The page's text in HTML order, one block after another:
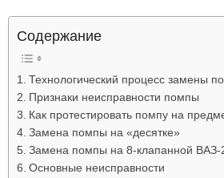
Содержание
Технологический процесс замены
Признаки неисправности помпы
Как протестировать помпу на
Замена помпы на «десятке»
Замена помпы на 8-клапанной ВАЗ-
Основные неисправности